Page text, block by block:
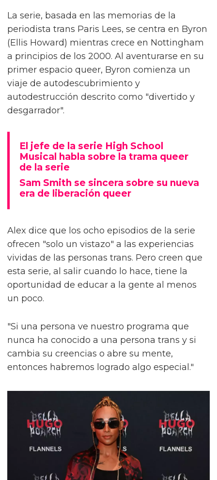
La serie, basada en las memorias de la
periodista trans Paris Lees, se centra en Byron
(Ellis Howard) mientras crece en Nottingham
a principios de los 2000. Al aventurarse en su
primer espacio queer, Byron comienza un
viaje de autodescubrimiento y
autodestrucción descrito como "divertido y
desgarrador".
El jefe de la serie High School
Musical habla sobre la trama queer
de la serie
Sam Smith se sincera sobre su nueva
era de liberación queer
Alex dice que los ocho episodios de la serie
ofrecen "solo un vistazo" a las experiencias
vividas de las personas trans. Pero creen que
esta serie, al salir cuando lo hace, tiene la
oportunidad de educar a la gente al menos
un poco.
"Si una persona ve nuestro programa que
nunca ha conocido a una persona trans y si
cambia su creencias o abre su mente,
entonces habremos logrado algo especial."